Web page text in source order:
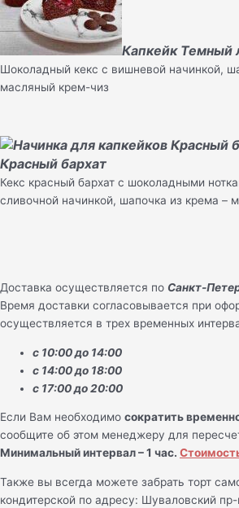
Капкейк Темный
Шоколадный кекс с вишневой начинкой,
масляный крем-чиз
Красный бархат
Кекс красный бархат с шоколадными
сливочной начинкой, шапочка из крема –
Доставка осуществляется по Санкт-
Время доставки согласовывается при
осуществляется в трех временных
с 10:00 до 14:00
с 14:00 до 18:00
с 17:00 до 20:00
Если Вам необходимо сократить
сообщите об этом менеджеру для
Минимальный интервал – 1 час.
Также вы всегда можете забрать торт
кондитерской по адресу: Шуваловский